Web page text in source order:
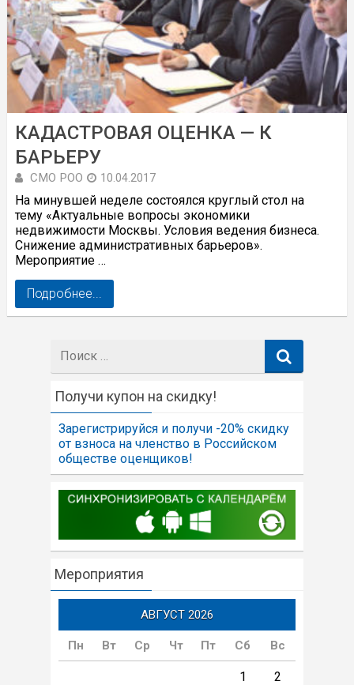
КАДАСТРОВАЯ ОЦЕНКА — К
БАРЬЕРУ
СМО РОО 10.04.2017
На минувшей неделе состоялся круглый стол на
тему «Актуальные вопросы экономики
недвижимости Москвы. Условия ведения бизнеса.
Снижение административных барьеров».
Мероприятие …
Подробнее...
Получи купон на скидку!
Зарегистрируйся и получи -20% скидку
от взноса на членство в Российском
обществе оценщиков!
Мероприятия
АВГУСТ 2026
Пн Вт Ср Чт Пт Сб Вс
1 2